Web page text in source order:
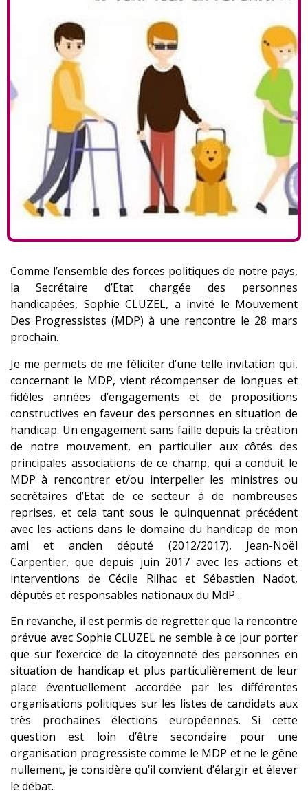
Comme l’ensemble des forces politiques de notre pays,
la Secrétaire d’Etat chargée des personnes
handicapées, Sophie CLUZEL, a invité le Mouvement
Des Progressistes (MDP) à une rencontre le 28 mars
prochain.
Je me permets de me féliciter d’une telle invitation qui,
concernant le MDP, vient récompenser de longues et
fidèles années d’engagements et de propositions
constructives en faveur des personnes en situation de
handicap. Un engagement sans faille depuis la création
de notre mouvement, en particulier aux côtés des
principales associations de ce champ, qui a conduit le
MDP à rencontrer et/ou interpeller les ministres ou
secrétaires d’Etat de ce secteur à de nombreuses
reprises, et cela tant sous le quinquennat précédent
avec les actions dans le domaine du handicap de mon
ami et ancien député (2012/2017), Jean-Noël
Carpentier, que depuis juin 2017 avec les actions et
interventions de Cécile Rilhac et Sébastien Nadot,
députés et responsables nationaux du MdP .
En revanche, il est permis de regretter que la rencontre
prévue avec Sophie CLUZEL ne semble à ce jour porter
que sur l’exercice de la citoyenneté des personnes en
situation de handicap et plus particulièrement de leur
place éventuellement accordée par les différentes
organisations politiques sur les listes de candidats aux
très prochaines élections européennes. Si cette
question est loin d’être secondaire pour une
organisation progressiste comme le MDP et ne le gêne
nullement, je considère qu’il convient d’élargir et élever
le débat.